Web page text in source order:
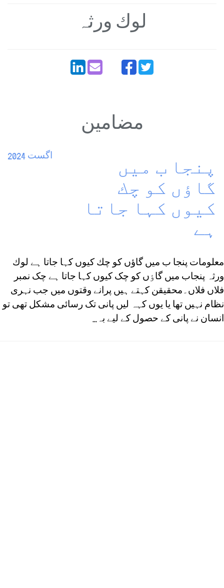
لوك ورثہ
مضامین
اگست 2024
پنجا ب ميں
گاؤں كو چك
كيوں كہا جاتا
ہے
معلومات پنجا ب ميں گاؤں كو چك كيوں كہا جاتا ہے لوك
ورثہ پنجاب میں گاٶں کو چک کیوں کہا جاتا ہے چک نمبر
فلاں فلاں۔محقیقن کہتے ہیں پرانے وقتوں میں جب نہری
نظام نہیں تھا یا یوں کہہ لیں پانی تک رسائی مشکل تھی تو
انسان نے پانی کے حصول کے لیے بہ...